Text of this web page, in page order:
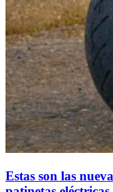
Estas son las